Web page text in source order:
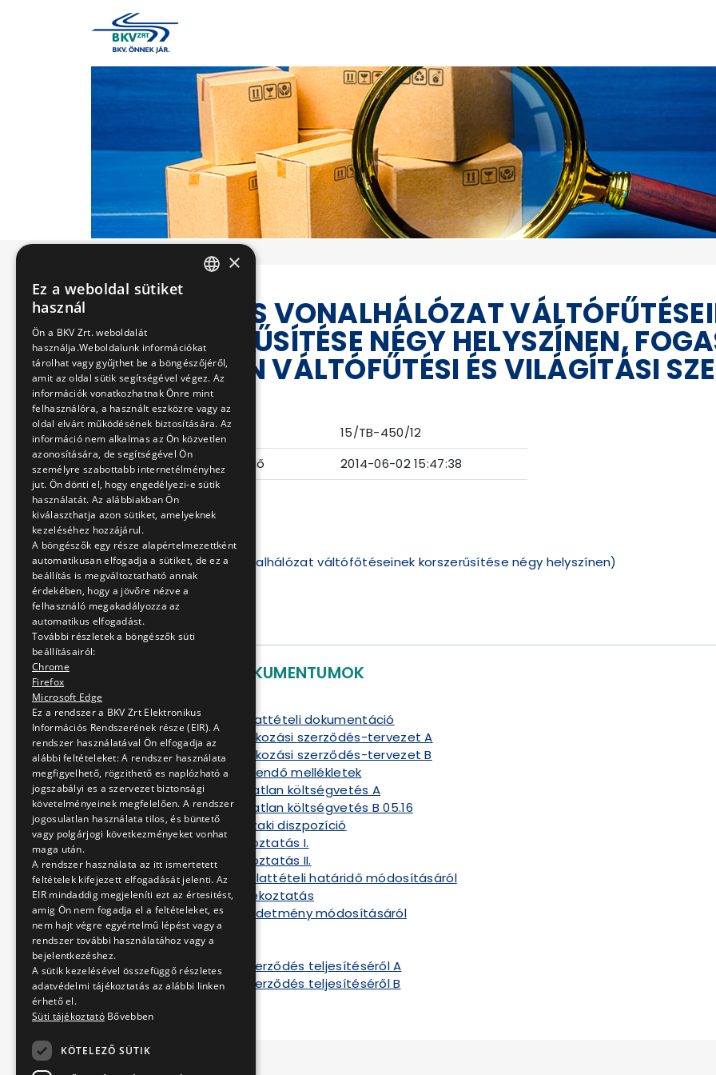
VILLAMOS VONALHÁLÓZAT
KORSZERŰSÍTÉSE NÉGY HELYSZÍNEN,
VONALÁN VÁLTÓFŰTÉSI ÉS VILÁGÍTÁSI
CSERÉJE
Eljárás száma
15/TB-450/12
Ajánlattételi határidő
2014-06-02 15:47:38
Helyszíni bejárás
"A" rész (villamos vonalhálózat váltófőtéseinek korszerűsítése négy helyszínen)
esetében:
Időpont: 20
LETÖLTHETŐ DOKUMENTUMOK
Módosított ajánlattételi dokumentáció
Módosított vállalkozási szerződés-tervezet A
Módosított vállalkozási szerződés-tervezet B
Módosított kitöltendő mellékletek
Módosított árazatlan költségvetés A
Módosított árazatlan költségvetés B 05.16
Módosított műszaki diszpozíció
Kiegészítő tájékoztatás I.
Kiegészítő tájékoztatás II.
Tájékoztató ajánlattételi határidő módosításáról
III. Kiegészítő tájékoztatás
Tájékoztató a hirdetmény módosításáról
Szerződés A
Szerződés B
Tájékoztató a szerződés teljesítéséről A
Tájékoztató a szerződés teljesítéséről B
×
Ez a weboldal sütiket
használ
Ön a BKV Zrt. weboldalát
használja.Weboldalunk információkat
tárolhat vagy gyűjthet be a böngészőjéről,
amit az oldal sütik segítségével végez. Az
információk vonatkozhatnak Önre mint
felhasználóra, a használt eszközre vagy az
oldal elvárt működésének biztosítására. Az
információ nem alkalmas az Ön közvetlen
azonosítására, de segítségével Ön
személyre szabottabb internetélményhez
jut. Ön dönti el, hogy engedélyezi-e sütik
használatát. Az alábbiakban Ön
kiválaszthatja azon sütiket, amelyeknek
kezeléséhez hozzájárul.
A böngészők egy része alapértelmezettként
automatikusan elfogadja a sütiket, de ez a
beállítás is megváltoztatható annak
érdekében, hogy a jövőre nézve a
felhasználó megakadályozza az
automatikus elfogadást.
További részletek a böngészők süti
beállításairól:
Chrome
Firefox
Microsoft Edge
Ez a rendszer a BKV Zrt Elektronikus
Információs Rendszerének része (EIR). A
rendszer használatával Ön elfogadja az
alábbi feltételeket: A rendszer használata
megfigyelhető, rögzithető es naplózható a
jogszabályi es a szervezet biztonsági
követelményeinek megfelelően. A rendszer
jogosulatlan használata tilos, és büntető
vagy polgárjogi következményeket vonhat
maga után.
A rendszer használata az itt ismertetett
feltételek kifejezett elfogadását jelenti. Az
EIR mindaddig megjeleníti ezt az értesitést,
amig Ön nem fogadja el a feltételeket, es
nem hajt végre egyértelmű lépést vagy a
rendszer további használatához vagy a
bejelentkezéshez.
A sütik kezelésével összefüggő részletes
adatvédelmi tájékoztatás az alábbi linken
érhető el.
Süti tájékoztató Bővebben
KÖTELEZŐ SÜTIK